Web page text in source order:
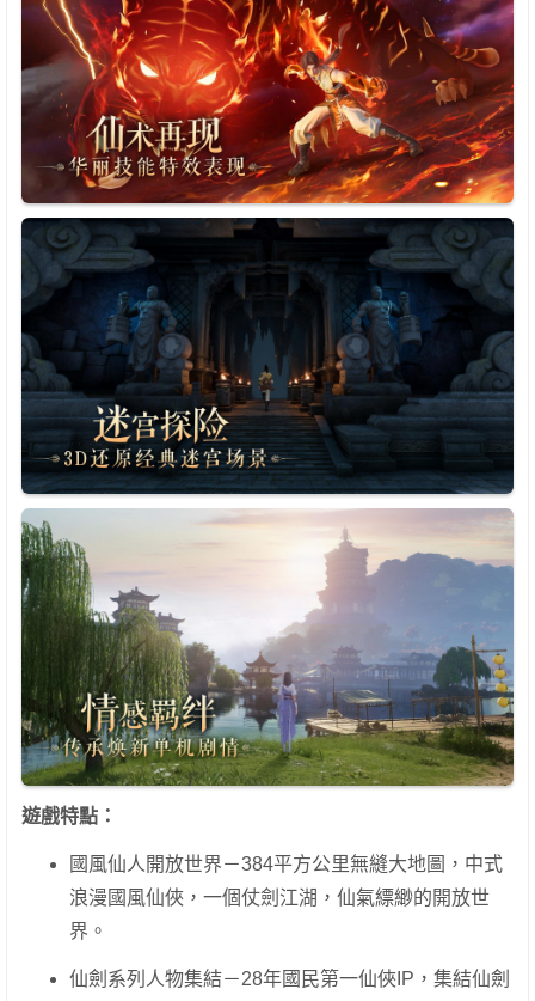
遊戲特點：
國風仙人開放世界－384平方公里無縫大地圖，中式
浪漫國風仙俠，一個仗劍江湖，仙氣縹緲的開放世
界。
仙劍系列人物集結－28年國民第一仙俠IP，集結仙劍